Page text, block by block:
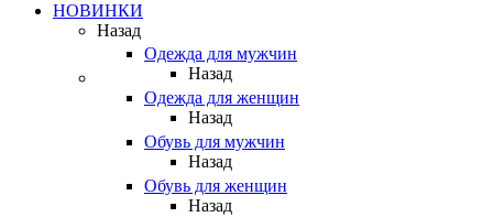
НОВИНКИ
Назад
Одежда для мужчин
Назад
Одежда для женщин
Назад
Обувь для мужчин
Назад
Обувь для женщин
Назад